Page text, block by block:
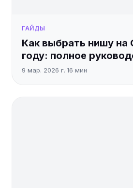
ГАЙДЫ
Как выбрать нишу на
году: полное
9 мар. 2026 г.·16 мин